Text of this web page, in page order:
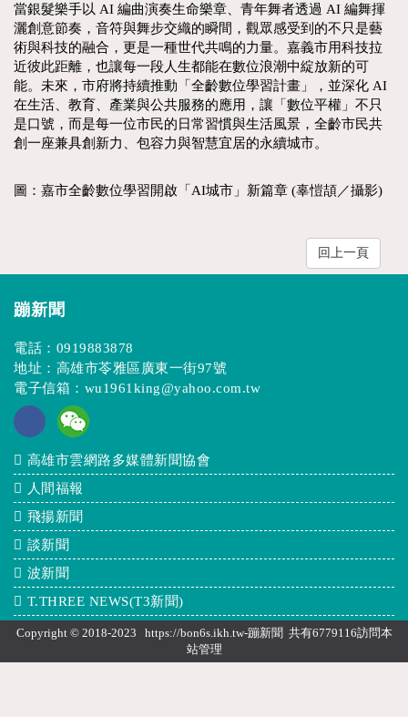
當銀髮樂手以 AI 編曲演奏生命樂章、青年舞者透過 AI 編舞揮
灑創意節奏，音符與舞步交織的瞬間，觀眾感受到的不只是藝
術與科技的融合，更是一種世代共鳴的力量。嘉義市用科技拉
近彼此距離，也讓每一段人生都能在數位浪潮中綻放新的可
能。未來，市府將持續推動「全齡數位學習計畫」，並深化 AI
在生活、教育、產業與公共服務的應用，讓「數位平權」不只
是口號，而是每一位市民的日常習慣與生活風景，全齡市民共
創一座兼具創新力、包容力與智慧宜居的永續城市。
圖：嘉市全齡數位學習開啟「AI城市」新篇章 (辜愷頡／攝影)
回上一頁
蹦新聞
電話： 0919883878
地址：高雄市苓雅區廣東一街97號
電子信箱： wu1961king@yahoo.com.tw
高雄市雲網路多媒體新聞協會
人間福報
飛揚新聞
談新聞
波新聞
T.THREE NEWS(T3新聞)
Copyright © 2018-2023 https://bon6s.ikh.tw-蹦新聞 共有6779116訪問本
站管理